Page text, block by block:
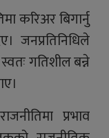
करिअर बिगार्नु
जनप्रतिनिधिले
गतिशील बन्ने
प्रभाव